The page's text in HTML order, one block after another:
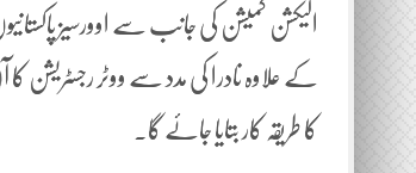
الیکشن کمیشن کی جانب سے اوورسیز
کے علاوہ نادرا کی مدد سے ووٹر رجسٹریشن
کا طریقہ کار بتایا جائے گا۔